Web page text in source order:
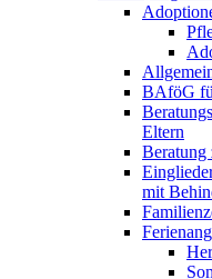
BAföG
Eltern
Beratung
mit